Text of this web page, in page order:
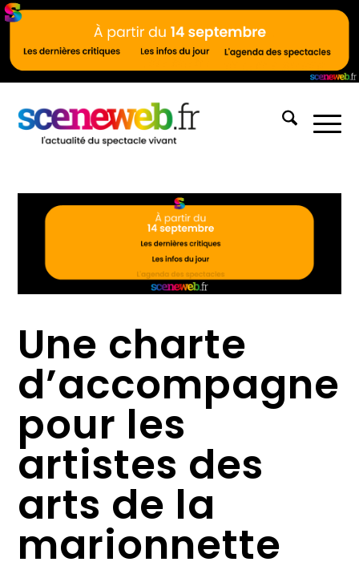
Une charte
pour les
artistes des
arts de la
marionnette